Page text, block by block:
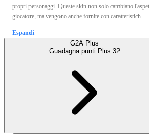
propri personaggi. Queste skin non solo cambiano
giocatore, ma vengono anche fornite con caratteristich ...
Espandi
G2A Plus
Guadagna punti Plus:32